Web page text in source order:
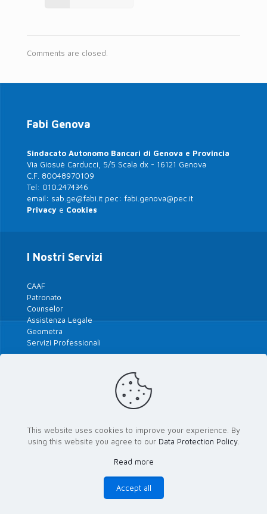
Comments are closed.
Fabi Genova
Sindacato Autonomo Bancari di Genova e Provincia
Via Giosuè Carducci, 5/5 Scala dx - 16121 Genova
C.F. 80048970109
Tel: 010.2474346
email: sab.ge@fabi.it pec: fabi.genova@pec.it
Privacy e Cookies
I Nostri Servizi
CAAF
Patronato
Counselor
Assistenza Legale
Geometra
Servizi Professionali
Le Banche del Territorio
Area riservata Attivisti
This website uses cookies to improve your experience. By
using this website you agree to our Data Protection Policy.
Read more
Accept all